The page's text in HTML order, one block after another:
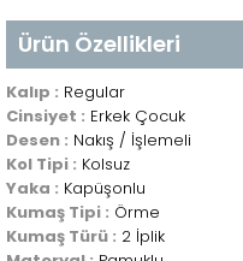
Ürün Özellikleri
Kalıp : Regular
Cinsiyet : Erkek Çocuk
Desen : Nakış / İşlemeli
Kol Tipi : Kolsuz
Yaka : Kapüşonlu
Kumaş Tipi : Örme
Kumaş Türü : 2 İplik